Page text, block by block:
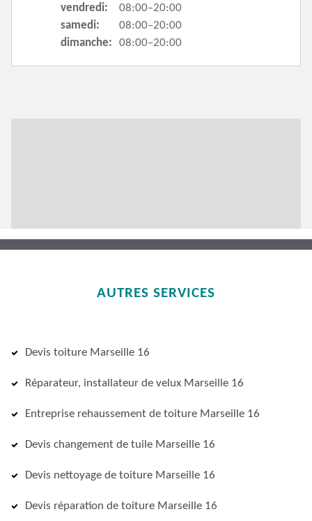
vendredi:
08:00–20:00
samedi:
08:00–20:00
dimanche:
08:00–20:00
AUTRES SERVICES
Devis toiture Marseille 16
Réparateur, installateur de velux Marseille 16
Entreprise rehaussement de toiture Marseille 16
Devis changement de tuile Marseille 16
Devis nettoyage de toiture Marseille 16
Devis réparation de toiture Marseille 16